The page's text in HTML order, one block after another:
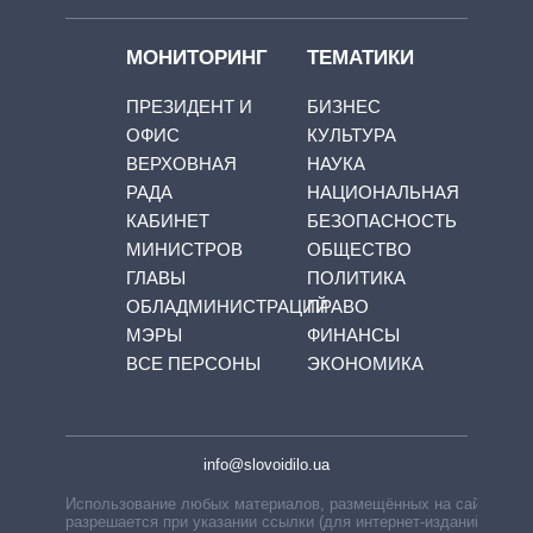
МОНИТОРИНГ
ПРЕЗИДЕНТ И
ОФИС
ВЕРХОВНАЯ
РАДА
КАБИНЕТ
МИНИСТРОВ
ГЛАВЫ
ОБЛАДМИНИСТРАЦИЙ
МЭРЫ
ВСЕ ПЕРСОНЫ
ТЕМАТИКИ
БИЗНЕС
КУЛЬТУРА
НАУКА
НАЦИОНАЛЬНАЯ
БЕЗОПАСНОСТЬ
ОБЩЕСТВО
ПОЛИТИКА
ПРАВО
ФИНАНСЫ
ЭКОНОМИКА
info@slovoidilo.ua
Использование любых материалов, размещённых на сайте,
разрешается при указании ссылки (для интернет-изданий —